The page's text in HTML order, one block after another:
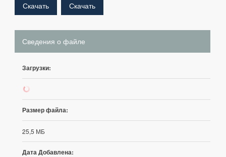
Скачать Скачать
Сведения о файле
Загрузки:
349
Размер файла:
25,5 МБ
Дата Добавлена: